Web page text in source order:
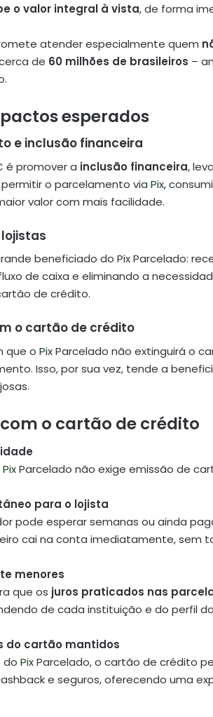
o valor integral à vista, de forma
atender especialmente quem
de 60 milhões de brasileiros –
esperados
e inclusão financeira
é promover a inclusão financeira,
o parcelamento via Pix,
valor com mais facilidade.
beneficiado do Pix Parcelado:
de caixa e eliminando a
de crédito.
o cartão de crédito
que o PixParcelado não extinguirá o
Isso, por sua vez, tende a
o cartão de crédito
PixParcelado não exige emissão de
para o lojista
pode esperar semanas ou ainda
cai na conta imediatamente, sem
menores
que os juros praticados nas
de cada instituição e do perfil
do cartão mantidos
do PixParcelado, o cartão de crédito
e seguros, oferecendo uma